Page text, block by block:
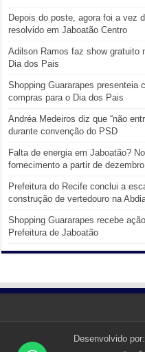
Depois do poste, agora foi a vez
resolvido em Jaboatão Centro
Adilson Ramos faz show gratuito
Dia dos Pais
Shopping Guararapes presenteia
compras para o Dia dos Pais
Andréa Medeiros diz que “não
durante convenção do PSD
Falta de energia em Jaboatão?
fornecimento a partir de dezembro
Prefeitura do Recife conclui a
construção de vertedouro na
Shopping Guararapes recebe
Prefeitura de Jaboatão
Desenvolvido por: